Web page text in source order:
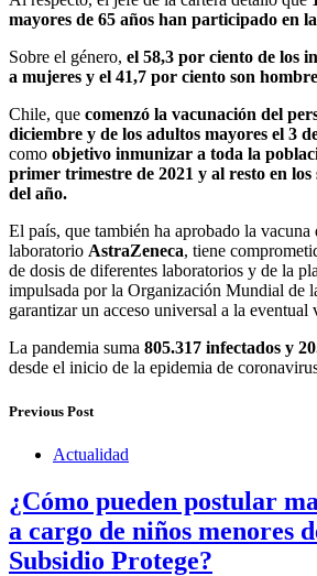
mayores de 65 años han participado en
Sobre el género, el 58,3 por ciento de los
a mujeres y el 41,7 por ciento son
Chile, que comenzó la vacunación del
diciembre y de los adultos mayores el 3
como objetivo inmunizar a toda la
primer trimestre de 2021 y al resto en los
del año.
El país, que también ha aprobado la vacuna
laboratorio AstraZeneca, tiene
de dosis de diferentes laboratorios y de la
impulsada por la Organización Mundial de
garantizar un acceso universal a la eventual
La pandemia suma 805.317 infectados y
desde el inicio de la epidemia de
Previous Post
Actualidad
¿Cómo pueden postular
a cargo de niños menores
Subsidio Protege?